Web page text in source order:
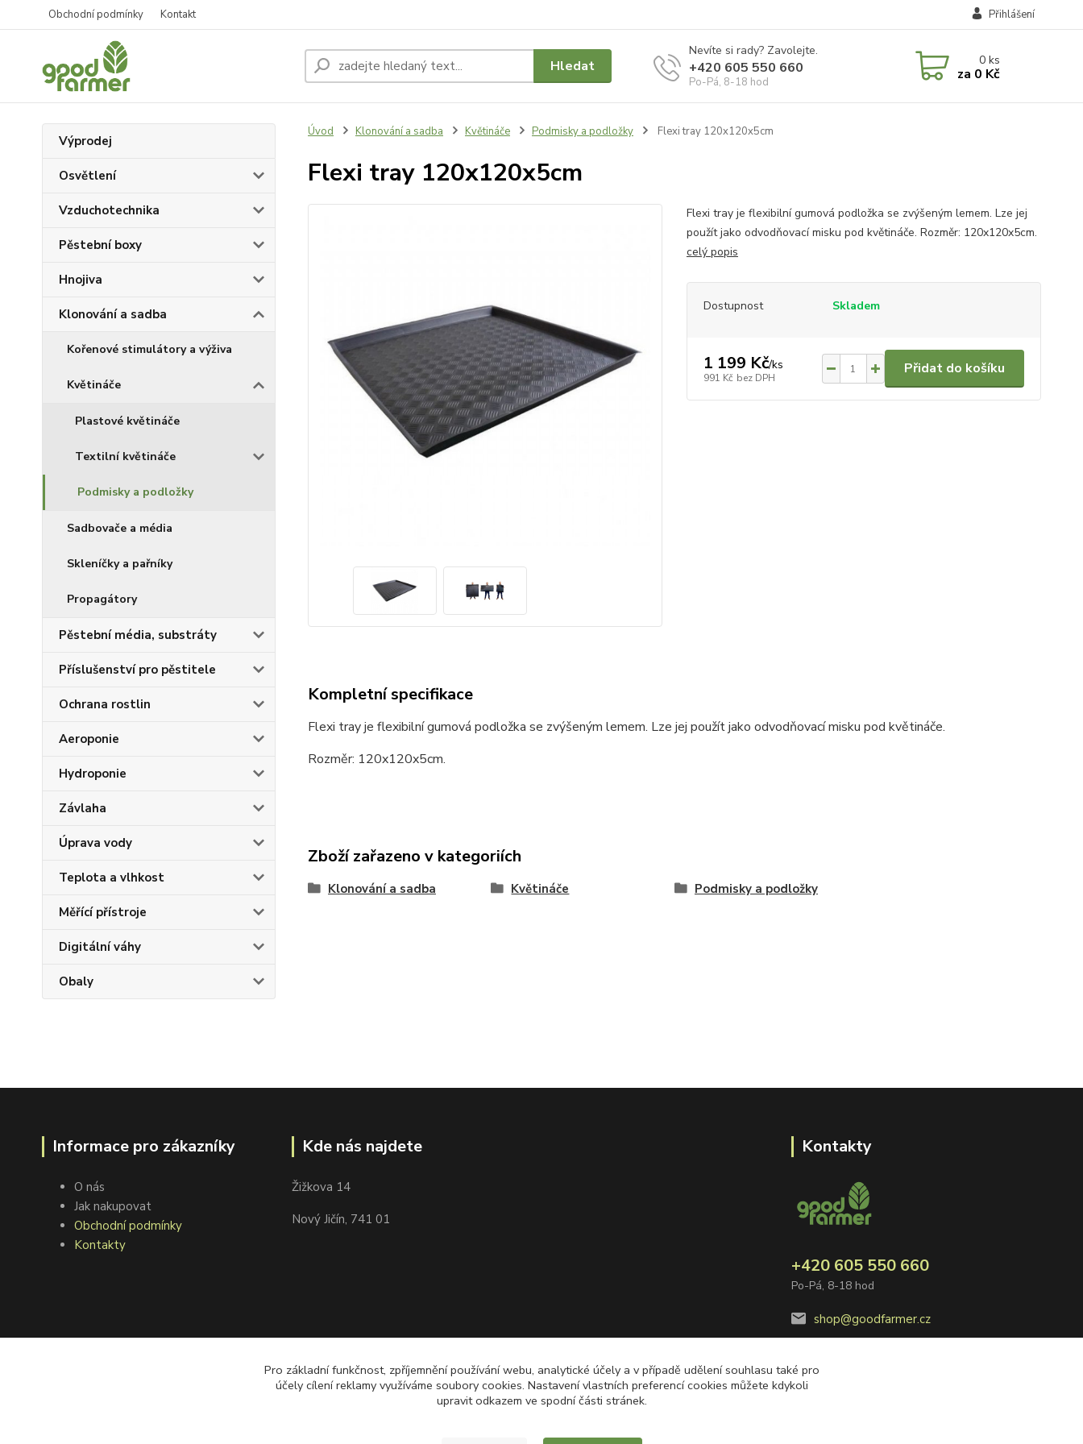
Obchodní podmínky Kontakt Přihlášení
Hledat
Nevíte si rady? Zavolejte.
+420 605 550 660
Po-Pá, 8-18 hod
0ks
za 0 Kč
Výprodej
Osvětlení
Vzduchotechnika
Pěstební boxy
Hnojiva
Klonování a sadba
Kořenové stimulátory a výživa
Květináče
Plastové květináče
Textilní květináče
Podmisky a podložky
Sadbovače a média
Skleníčky a pařníky
Propagátory
Pěstební média, substráty
Příslušenství pro pěstitele
Ochrana rostlin
Aeroponie
Hydroponie
Závlaha
Úprava vody
Teplota a vlhkost
Měřící přístroje
Digitální váhy
Obaly
Úvod Klonování a sadba Květináče Podmisky a podložky Flexi tray 120x120x5cm
Flexi tray 120x120x5cm
Flexi tray je flexibilní gumová podložka se zvýšeným lemem. Lze jej
použít jako odvodňovací misku pod květináče. Rozměr: 120x120x5cm.
celý popis
Dostupnost Skladem
1 199 Kč/ks
991 Kč bez DPH
Přidat do košíku
Kompletní specifikace
Flexi tray je flexibilní gumová podložka se zvýšeným lemem. Lze jej použít jako odvodňovací misku pod květináče.
Rozměr: 120x120x5cm.
Zboží zařazeno v kategoriích
Klonování a sadba Květináče Podmisky a podložky
Informace pro zákazníky
O nás
Jak nakupovat
Obchodní podmínky
Kontakty
Kde nás najdete
Žižkova 14
Nový Jičín, 741 01
Kontakty
+420 605 550 660
Po-Pá, 8-18 hod
shop@goodfarmer.cz
Pro základní funkčnost, zpříjemnění používání webu, analytické účely a v případě udělení souhlasu také pro
účely cílení reklamy využíváme soubory cookies. Nastavení vlastních preferencí cookies můžete kdykoli
upravit odkazem ve spodní části stránek.